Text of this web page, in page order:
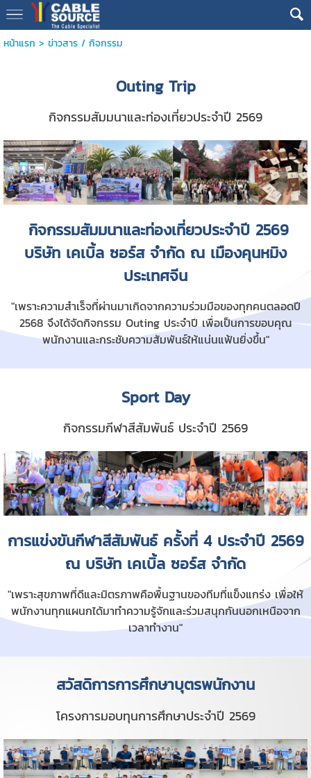
หน้าแรก > ข่าวสาร / กิจกรรม
Outing Trip
กิจกรรมสัมมนาและท่องเที่ยวประจำปี 2569
กิจกรรมสัมมนาและท่องเที่ยวประจำปี 2569
บริษัท เคเบิ้ล ซอร์ส จำกัด ณ เมืองคุนหมิง
ประเทศจีน
"เพราะความสำเร็จที่ผ่านมาเกิดจากความร่วมมือของทุกคนตลอดปี
2568 จึงได้จัดกิจกรรม Outing ประจำปี เพื่อเป็นการขอบคุณ
พนักงานและกระชับความสัมพันธ์ให้แน่นแฟ้นยิ่งขึ้น"
Sport Day
กิจกรรมกีฬาสีสัมพันธ์ ประจำปี 2569
การแข่งขันกีฬาสีสัมพันธ์ ครั้งที่ 4 ประจำปี 2569
ณ บริษัท เคเบิ้ล ซอร์ส จำกัด
"เพราะสุขภาพที่ดีและมิตรภาพคือพื้นฐานของทีมที่แข็งแกร่ง เพื่อให้
พนักงานทุกแผนกได้มาทำความรู้จักและร่วมสนุกกันนอกเหนือจาก
เวลาทำงาน"
สวัสดิการการศึกษาบุตรพนักงาน
โครงการมอบทุนการศึกษาประจำปี 2569